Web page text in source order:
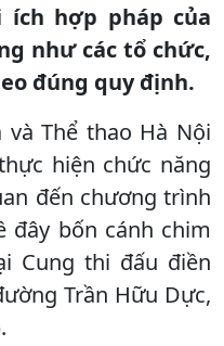
ích hợp pháp của
như các tổ chức,
đúng quy định.
và Thể thao Hà Nội
hiện chức năng
đến chương trình
đây bốn cánh chim
Cung thi đấu điền
Trần Hữu Dực,